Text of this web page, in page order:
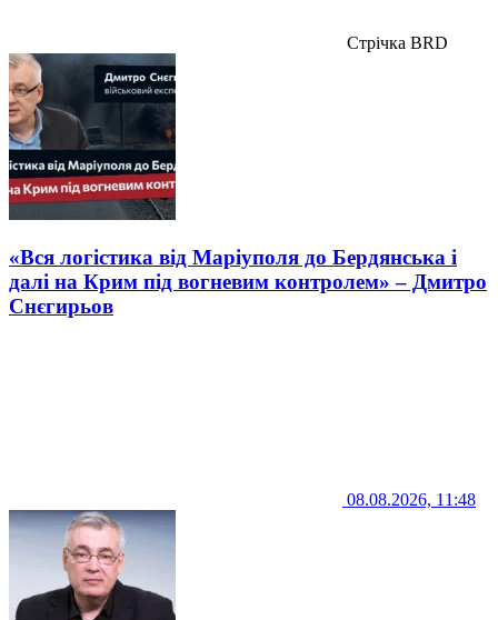
Стрічка BRD
«Вся логістика від Маріуполя до Бердянська і
далі на Крим під вогневим контролем» – Дмитро
Снєгирьов
08.08.2026, 11:48